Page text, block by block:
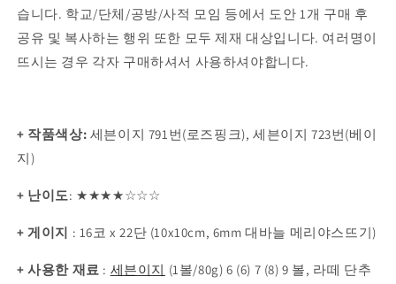
습니다. 학교/단체/공방/사적 모임 등에서 도안 1개 구매 후
공유 및 복사하는 행위 또한 모두 제재 대상입니다. 여러명이
뜨시는 경우 각자 구매하셔서 사용하셔야합니다.
+ 작품색상: 세븐이지 791번(로즈핑크), 세븐이지 723번(베이
지)
+ 난이도: ★★★★☆☆☆
+ 게이지 : 16코 x 22단 (10x10cm, 6mm 대바늘 메리야스뜨기)
+사용한 재료 : 세븐이지 (1볼/80g)6 (6) 7 (8) 9 볼, 라떼 단추